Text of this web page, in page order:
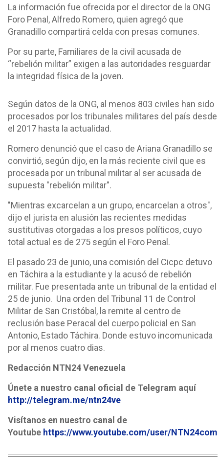
La información fue ofrecida por el director de la ONG
Foro Penal, Alfredo Romero, quien agregó que
Granadillo compartirá celda con presas comunes.
Por su parte, Familiares de la civil acusada de
“rebelión militar” exigen a las autoridades resguardar
la integridad física de la joven.
Según datos de la ONG, al menos 803 civiles han sido
procesados por los tribunales militares del país desde
el 2017 hasta la actualidad.
Romero denunció que el caso de Ariana Granadillo se
convirtió, según dijo, en la más reciente civil que es
procesada por un tribunal militar al ser acusada de
supuesta "rebelión militar".
"Mientras excarcelan a un grupo, encarcelan a otros",
dijo el jurista en alusión las recientes medidas
sustitutivas otorgadas a los presos políticos, cuyo
total actual es de 275 según el Foro Penal.
El pasado 23 de junio, una comisión del Cicpc detuvo
en Táchira a la estudiante y la acusó de rebelión
militar. Fue presentada ante un tribunal de la entidad el
25 de junio. Una orden del Tribunal 11 de Control
Militar de San Cristóbal, la remite al centro de
reclusión base Peracal del cuerpo policial en San
Antonio, Estado Táchira. Donde estuvo incomunicada
por al menos cuatro dias.
Redacción NTN24 Venezuela
Únete a nuestro canal oficial de Telegram aquí
http://telegram.me/ntn24ve
Visítanos en nuestro canal de
Youtube https://www.youtube.com/user/NTN24com